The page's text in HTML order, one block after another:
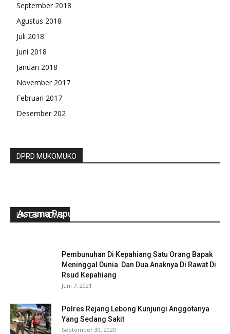
September 2018
Agustus 2018
Juli 2018
Juni 2018
Januari 2018
November 2017
Februari 2017
Desember 202
DPRD MUKOMUKO
LATEST NEWS
Asrama Papua
-
Pembunuhan Di Kepahiang Satu Orang Bapak
Meninggal Dunia Dan Dua Anaknya Di Rawat Di
Rsud Kepahiang
Juni 7, 2021
Polres Rejang Lebong Kunjungi Anggotanya
Yang Sedang Sakit
September 30, 2020